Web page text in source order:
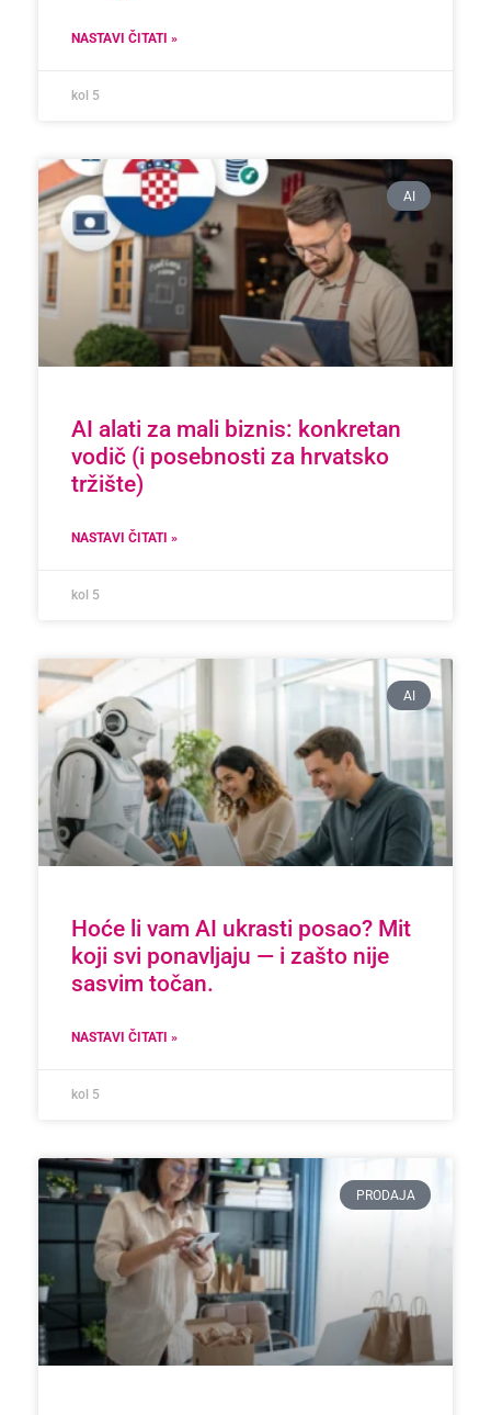
NASTAVI ČITATI »
kol 5
AI
AI alati za mali biznis: konkretan
vodič (i posebnosti za hrvatsko
tržište)
NASTAVI ČITATI »
kol 5
AI
Hoće li vam AI ukrasti posao? Mit
koji svi ponavljaju — i zašto nije
sasvim točan.
NASTAVI ČITATI »
kol 5
PRODAJA